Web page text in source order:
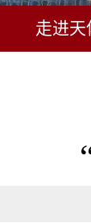
走进天